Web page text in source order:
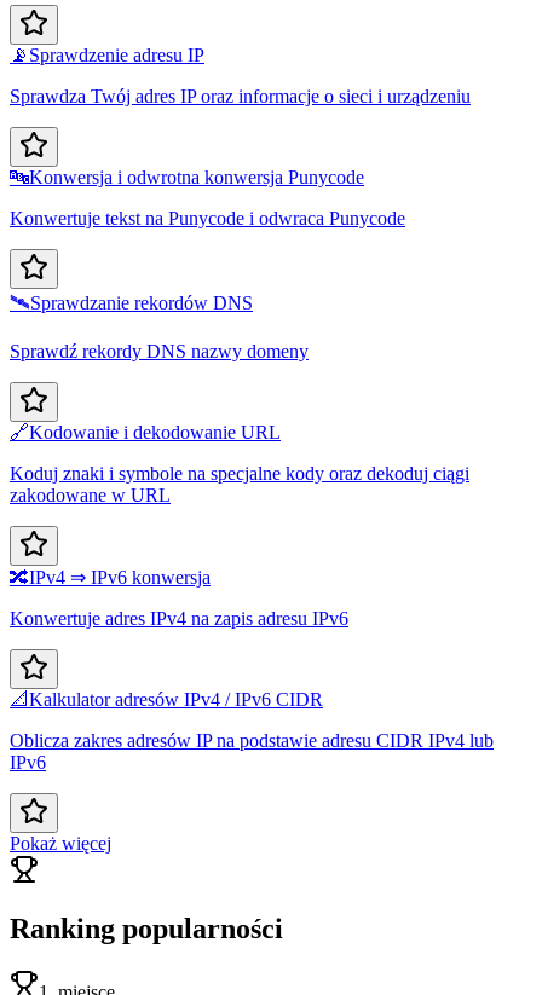
📡 Sprawdzenie adresu IP
Sprawdza Twój adres IP oraz informacje o sieci i urządzeniu
🔤Konwersja i odwrotna konwersja Punycode
Konwertuje tekst na Punycode i odwraca Punycode
🛰️Sprawdzanie rekordów DNS
Sprawdź rekordy DNS nazwy domeny
🔗Kodowanie i dekodowanie URL
Koduj znaki i symbole na specjalne kody oraz dekoduj ciągi
zakodowane w URL
🔀IPv4 ⇒ IPv6 konwersja
Konwertuje adres IPv4 na zapis adresu IPv6
📐Kalkulator adresów IPv4 / IPv6 CIDR
Oblicza zakres adresów IP na podstawie adresu CIDR IPv4 lub
IPv6
Pokaż więcej
Ranking popularności